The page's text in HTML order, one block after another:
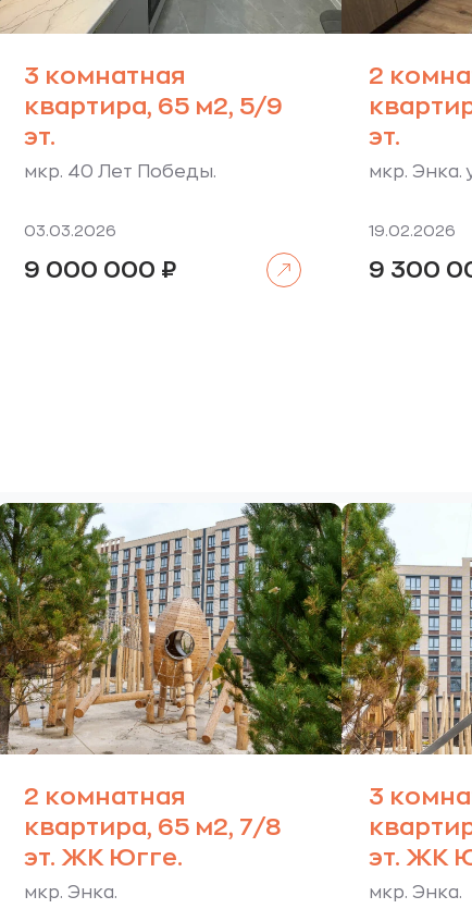
3 комнатная
квартира, 65 м2, 5/9
эт.
мкр. 40 Лет Победы.
03.03.2026
9 000 000 ₽
2
эт.
мкр. Энка.
19.02.2026
9 300
2 комнатная
квартира, 65 м2, 7/8
эт. ЖК Югге.
мкр. Энка.
3
эт. ЖК
мкр. Энка.